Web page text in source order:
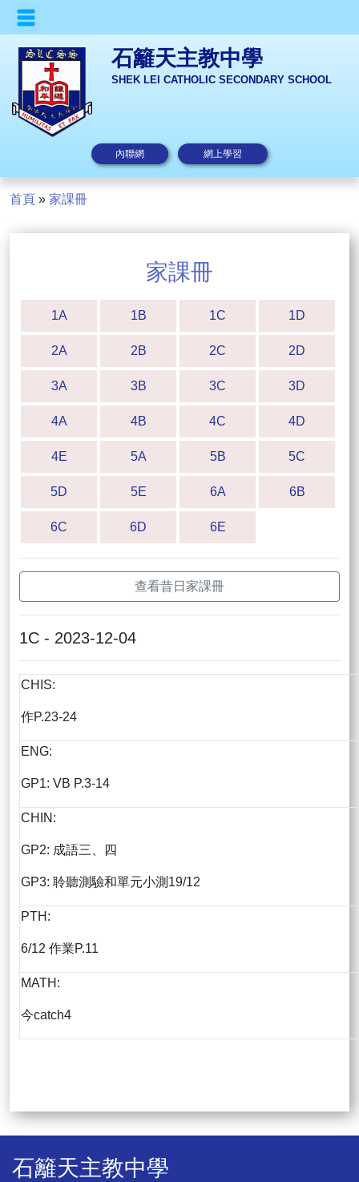
石籬天主教中學
SHEK LEI CATHOLIC SECONDARY SCHOOL
內聯網 網上學習
首頁 » 家課冊
家課冊
1A 1B 1C 1D
2A 2B 2C 2D
3A 3B 3C 3D
4A 4B 4C 4D
4E 5A 5B 5C
5D 5E 6A 6B
6C 6D 6E
查看昔日家課冊
1C - 2023-12-04
CHIS:
作P.23-24
ENG:
GP1: VB P.3-14
CHIN:
GP2: 成語三、四
GP3: 聆聽測驗和單元小測19/12
PTH:
6/12 作業P.11
MATH:
今catch4
石籬天主教中學